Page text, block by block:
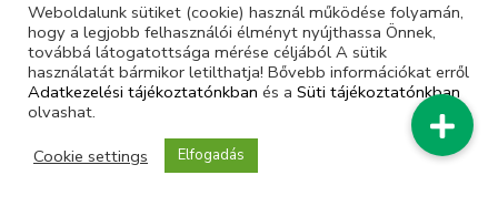
Weboldalunk sütiket (cookie) használ működése folyamán,
hogy a legjobb felhasználói élményt nyújthassa Önnek,
továbbá látogatottsága mérése céljából A sütik
használatát bármikor letilthatja! Bővebb információkat erről
Adatkezelési tájékoztatónkban és a Süti tájékoztatónkban
olvashat.
Cookie settings
Elfogadás